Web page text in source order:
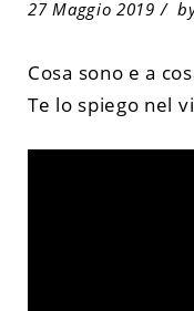
27 Maggio 2019
Cosa sono e a
Te lo spiego nel